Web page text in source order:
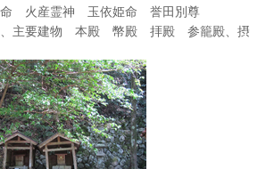
火産霊神 玉依姫命 誉田別尊
主要建物 本殿 幣殿 拝殿 参籠殿、摂